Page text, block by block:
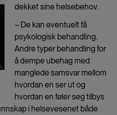
dekket sine helsebehov.
– De kan eventuelt få
psykologisk behandling.
Andre typer behandling for
å dempe ubehag med
manglede samsvar mellom
hvordan en ser ut og
hvordan en føler seg tilbys
i helsevesenet både